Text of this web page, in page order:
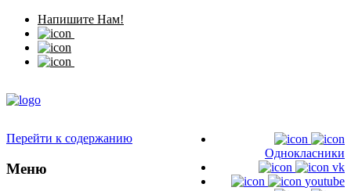
Напишите Нам!
Однокласники
vk
youtube
Перейти к содержанию
Меню